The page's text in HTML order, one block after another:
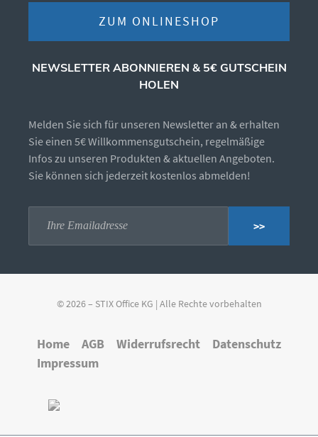
ZUM ONLINESHOP
NEWSLETTER ABONNIEREN & 5€ GUTSCHEIN
HOLEN
Melden Sie sich für unseren Newsletter an & erhalten
Sie einen 5€ Willkommensgutschein, regelmäßige
Infos zu unseren Produkten & aktuellen Angeboten.
Sie können sich jederzeit kostenlos abmelden!
>>
© 2026 – STIX Office KG | Alle Rechte vorbehalten
Home AGB Widerrufsrecht
Datenschutz
Impressum